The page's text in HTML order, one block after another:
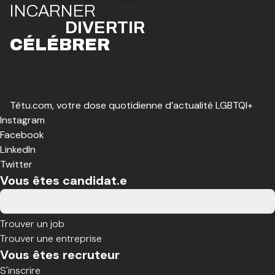
INCARNER
DIVERTIR
CÉLÉBRER
Têtu.com, votre dose quotidienne d’actualité LGBTQI+
Instagram
Facebook
LinkedIn
Twitter
Vous êtes candidat.e
Trouver un job
Trouver une entreprise
Vous êtes recruteur
S'inscrire